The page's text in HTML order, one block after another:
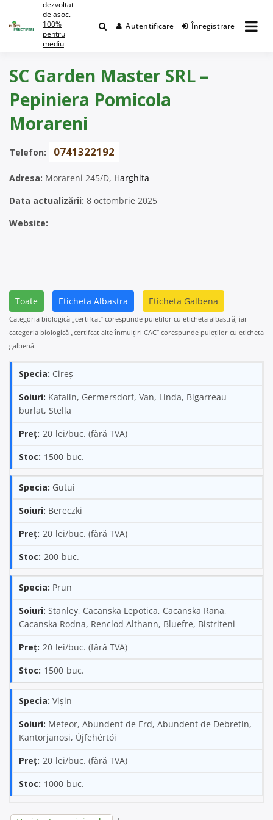
content
dezvoltat
de asoc.
100%
pentru
mediu
Autentificare Înregistrare
SC Garden Master SRL –
Pepiniera Pomicola
Morareni
Telefon: 0741322192
Adresa: Morareni 245/D, Harghita
Data actualizării: 8 octombrie 2025
Website:
Toate Eticheta Albastra Eticheta Galbena
Categoria biologică „certifcat” corespunde puieților cu eticheta albastră, iar
categoria biologică „certifcat alte înmulțiri CAC” corespunde puieților cu eticheta
galbenă.
Cireş
Katalin, Germersdorf, Van, Linda, Bigarreau
burlat, Stella
20
1500
Gutui
Bereczki
20
200
Prun
Stanley, Cacanska Lepotica, Cacanska Rana,
Cacanska Rodna, Renclod Althann, Bluefre, Bistriteni
20
1500
Vișin
Meteor, Abundent de Erd, Abundent de Debretin,
Kantorjanosi, Újfehértói
20
1000